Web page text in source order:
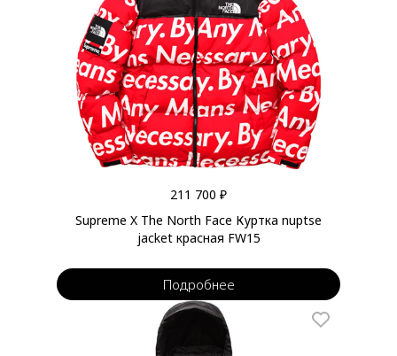
211 700 ₽
Supreme X The North Face Куртка nuptse
jacket красная FW15
Подробнее